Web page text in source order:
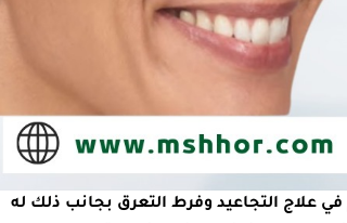
علاج التجاعيد وفرط التعرق بجانب ذلك له